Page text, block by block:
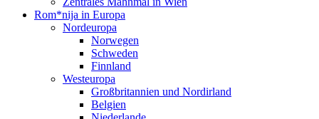
Rom*nija in Europa
Nordeuropa
Norwegen
Schweden
Finnland
Westeuropa
Großbritannien und Nordirland
Belgien